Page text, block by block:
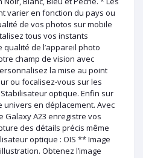
varier en fonction du pays ou
de vos photos sur mobile
tous vos instants
de l’appareil photo
champ de vision avec
la mise au point
ou focalisez-vous sur les
optique. Enfin sur
univers en déplacement. Avec
A23 enregistre vos
des détails précis même
optique : OIS ** Image
Obtenez l’image